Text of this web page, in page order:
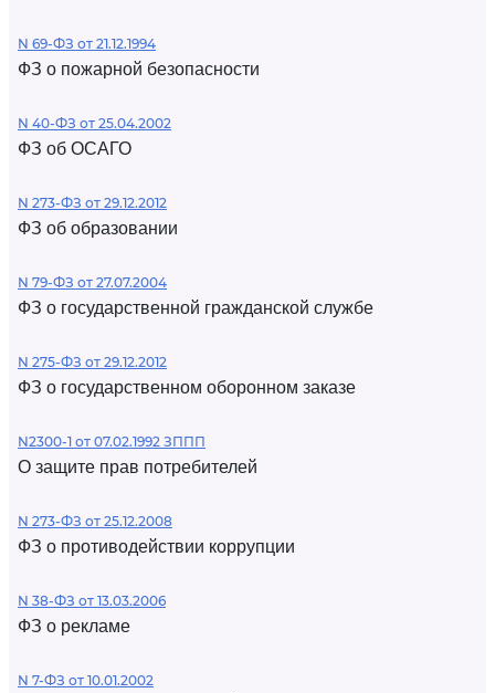
N 69-ФЗ от 21.12.1994
ФЗ о пожарной безопасности
N 40-ФЗ от 25.04.2002
ФЗ об ОСАГО
N 273-ФЗ от 29.12.2012
ФЗ об образовании
N 79-ФЗ от 27.07.2004
ФЗ о государственной гражданской службе
N 275-ФЗ от 29.12.2012
ФЗ о государственном оборонном заказе
N2300-1 от 07.02.1992 ЗППП
О защите прав потребителей
N 273-ФЗ от 25.12.2008
ФЗ о противодействии коррупции
N 38-ФЗ от 13.03.2006
ФЗ о рекламе
N 7-ФЗ от 10.01.2002